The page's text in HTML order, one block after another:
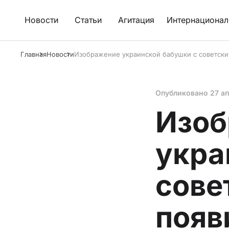
Новости Статьи Агитация Интернационал
ГлавнаяНовостиИзображение украинской бабушки с
Опубликовано 27